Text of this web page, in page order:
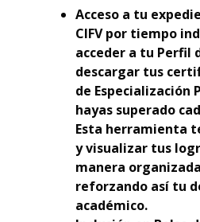
Acceso a tu
CIFV por tiempo
acceder a tu Perfil
descargar tus
de Especialización
hayas superado
Esta herramienta
y visualizar tus
manera
reforzando así tu
académico.